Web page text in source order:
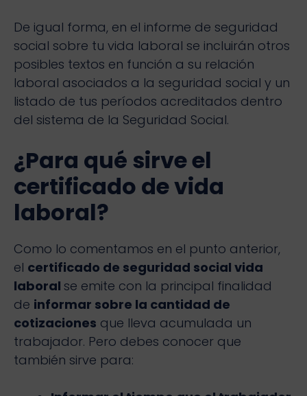
De igual forma, en el informe de seguridad
social sobre tu vida laboral se incluirán otros
posibles textos en función a su relación
laboral asociados a la seguridad social y un
listado de tus períodos acreditados dentro
del sistema de la Seguridad Social.
¿Para qué sirve el
certificado de vida
laboral?
Como lo comentamos en el punto anterior,
el certificado de seguridad social vida
laboral se emite con la principal finalidad
de informar sobre la cantidad de
cotizaciones que lleva acumulada un
trabajador. Pero debes conocer que
también sirve para: